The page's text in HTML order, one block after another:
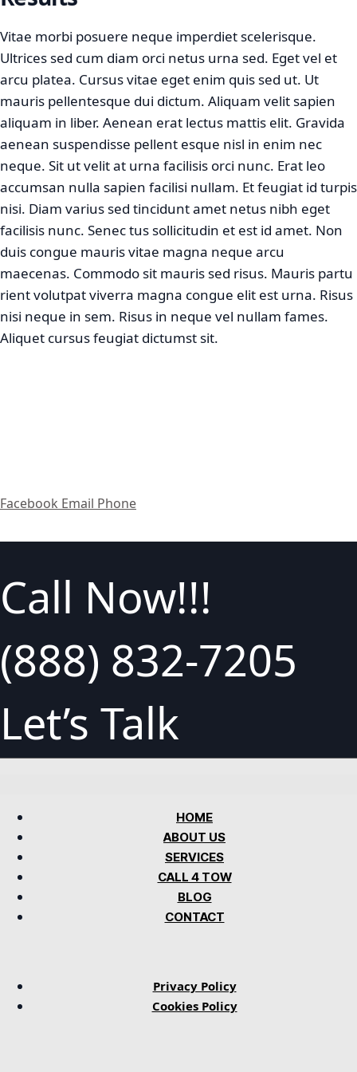
Vitae morbi posuere neque imperdiet scelerisque.
Ultrices sed cum diam orci netus urna sed. Eget vel et
arcu platea. Cursus vitae eget enim quis sed ut. Ut
mauris pellentesque dui dictum. Aliquam velit sapien
aliquam in liber. Aenean erat lectus mattis elit. Gravida
aenean suspendisse pellent esque nisl in enim nec
neque. Sit ut velit at urna facilisis orci nunc. Erat leo
accumsan nulla sapien facilisi nullam. Et feugiat id turpis
nisi. Diam varius sed tincidunt amet netus nibh eget
facilisis nunc. Senec tus sollicitudin et est id amet. Non
duis congue mauris vitae magna neque arcu
maecenas. Commodo sit mauris sed risus. Mauris partu
rient volutpat viverra magna congue elit est urna. Risus
nisi neque in sem. Risus in neque vel nullam fames.
Aliquet cursus feugiat dictumst sit.
Facebook Email Phone
Call Now!!!
(888) 832-7205
Let’s Talk
HOME
ABOUT US
SERVICES
CALL 4 TOW
BLOG
CONTACT
Privacy Policy
Cookies Policy